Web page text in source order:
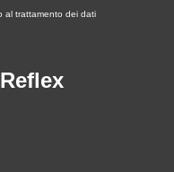
al trattamento dei dati